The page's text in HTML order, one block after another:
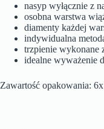
nasyp wyłącznie z
osobna warstwa
diamenty każdej
indywidualna
trzpienie wykonane
idealne wyważenie
Zawartość opakowania: